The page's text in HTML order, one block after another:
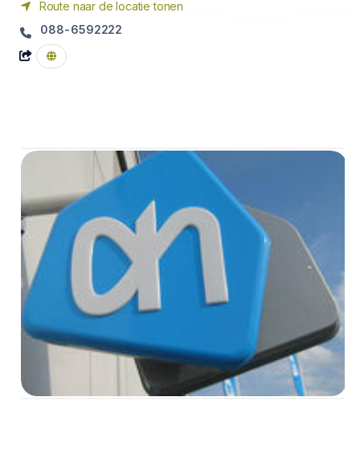
Route naar de locatie tonen
088-6592222